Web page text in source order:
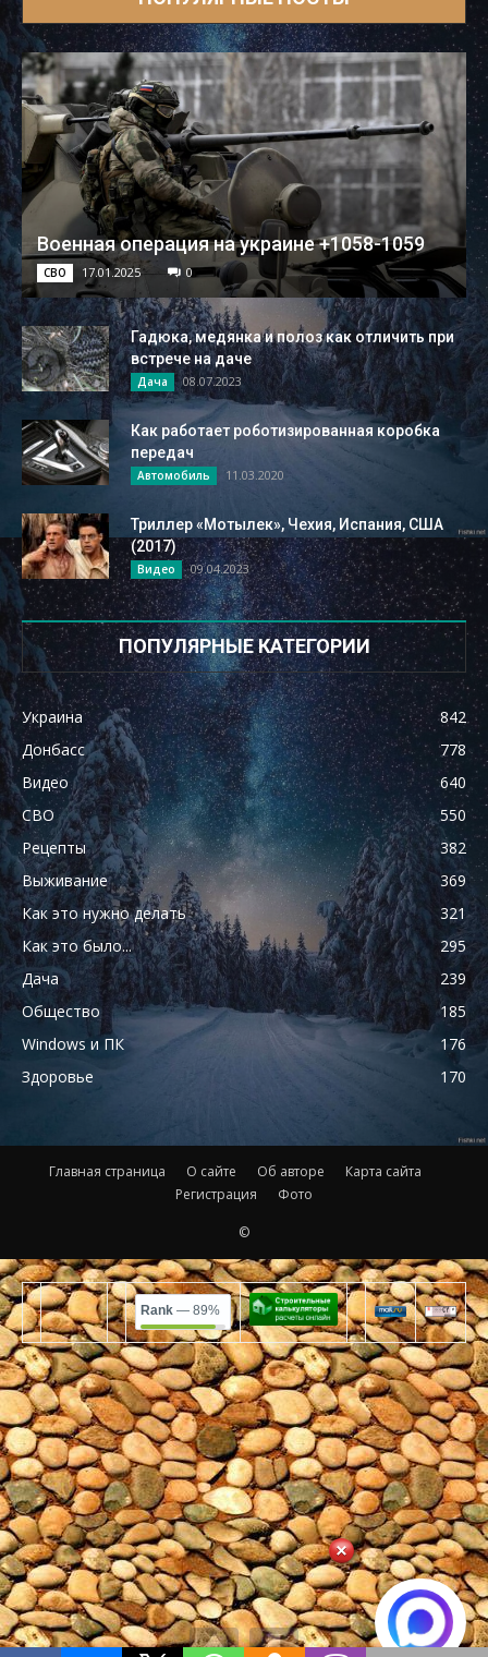
Военная операция на украине +1058-1059
СВО 17.01.2025 0
Гадюка, медянка и полоз как отличить при
встрече на даче
Дача 08.07.2023
Как работает роботизированная коробка
передач
Автомобиль 11.03.2020
Триллер «Мотылек», Чехия, Испания, США
(2017)
Видео 09.04.2023
ПОПУЛЯРНЫЕ КАТЕГОРИИ
Украина
842
Донбасс
778
Видео
640
СВО
550
Рецепты
382
Выживание
369
Как это нужно делать
321
Как это было...
295
Дача
239
Общество
185
Windows и ПК
176
Здоровье
170
Главная страница О сайте Об авторе
Карта сайта
Регистрация
Фото
©
Rank — 89%